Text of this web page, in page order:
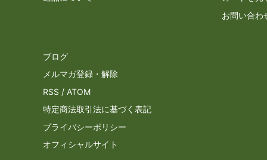
お問い合わ
ブログ
メルマガ登録・解除
RSS / ATOM
特定商法取引法に基づく表記
プライバシーポリシー
オフィシャルサイト